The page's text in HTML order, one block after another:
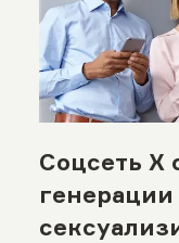
Соцсеть X
генерации